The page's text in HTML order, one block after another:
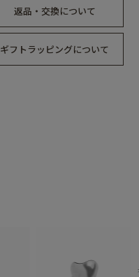
返品・交換について
ギフトラッピングについて